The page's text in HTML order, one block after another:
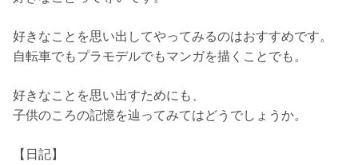
好きなことを思い出してやってみるのはおすすめです。
自転車でもプラモデルでもマンガを描くことでも。
好きなことを思い出すためにも、
子供のころの記憶を辿ってみてはどうでしょうか。
【日記】